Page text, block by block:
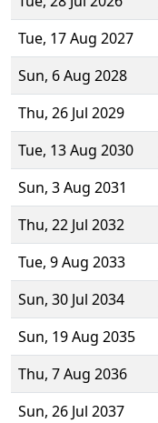
Tue, 17 Aug 2027
Sun, 6 Aug 2028
Thu, 26 Jul 2029
Tue, 13 Aug 2030
Sun, 3 Aug 2031
Thu, 22 Jul 2032
Tue, 9 Aug 2033
Sun, 30 Jul 2034
Sun, 19 Aug 2035
Thu, 7 Aug 2036
Sun, 26 Jul 2037